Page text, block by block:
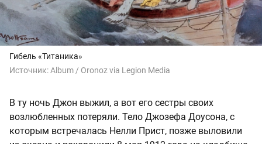
Гибель «Титаника»
Источник:Album / Oronoz via Legion Media
В ту ночь Джон выжил, а вот его сестры своих
возлюбленных потеряли. Тело Джозефа Доусона, с
которым встречалась Нелли Прист, позже выловили